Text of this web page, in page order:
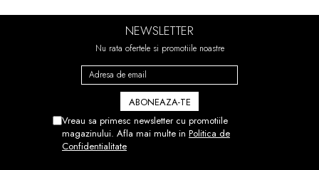
NEWSLETTER
Nu rata ofertele si promotiile noastre
Vreau sa primesc newsletter cu promotiile
magazinului. Afla mai multe in Politica de
Confidentialitate